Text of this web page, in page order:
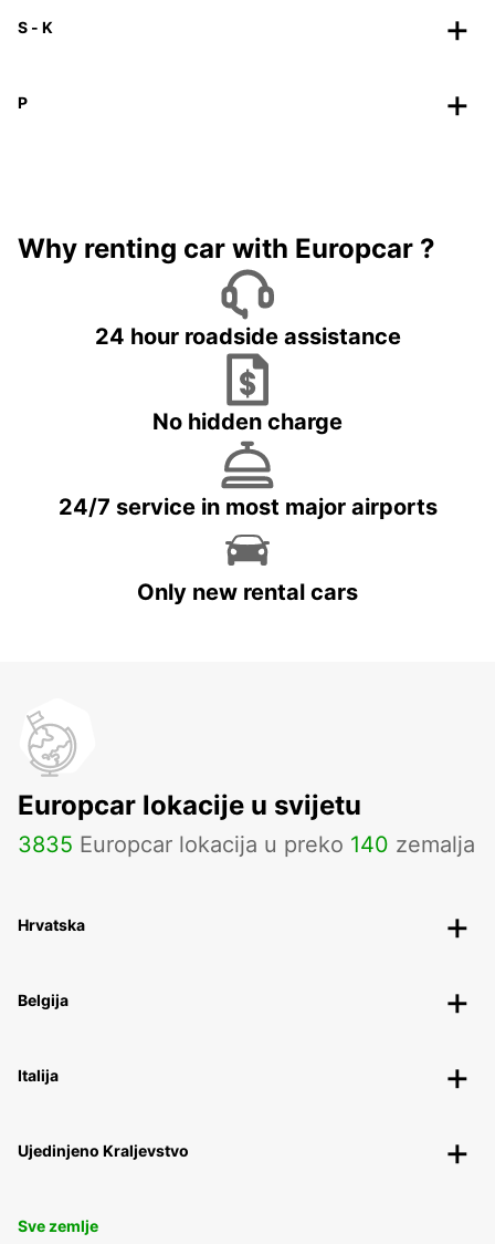
S - K
P
Why renting car with Europcar ?
24 hour roadside assistance
No hidden charge
24/7 service in most major airports
Only new rental cars
Europcar lokacije u svijetu
3835 Europcar lokacija u preko 140 zemalja
Hrvatska
Belgija
Italija
Ujedinjeno Kraljevstvo
Sve zemlje